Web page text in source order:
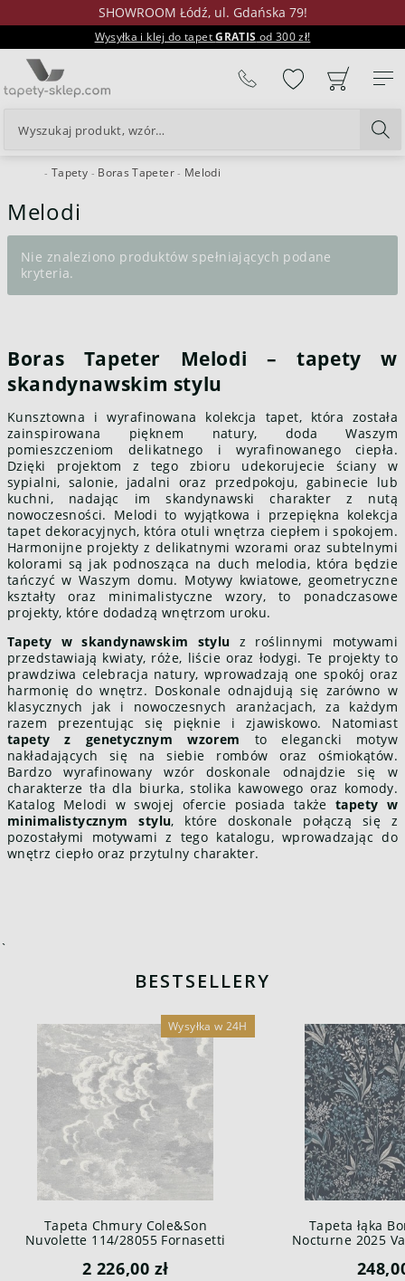
SHOWROOM Łódź, ul. Gdańska 79!
Wysyłka i klej do tapetGRATIS od 300 zł!
24H Tapety Boras Tapeter Melodi
Melodi
Nie znaleziono produktów spełniających podane
kryteria.
Boras Tapeter Melodi – tapety w
skandynawskim stylu
Kunsztowna i wyrafinowana kolekcja tapet, która została
zainspirowana pięknem natury, doda Waszym
pomieszczeniom delikatnego i wyrafinowanego ciepła.
Dzięki projektom z tego zbioru udekorujecie ściany w
sypialni, salonie, jadalni oraz przedpokoju, gabinecie lub
kuchni, nadając im skandynawski charakter z nutą
nowoczesności. Melodi to wyjątkowa i przepiękna kolekcja
tapet dekoracyjnych, która otuli wnętrza ciepłem i spokojem.
Harmonijne projekty z delikatnymi wzorami oraz subtelnymi
kolorami są jak podnosząca na duch melodia, która będzie
tańczyć w Waszym domu. Motywy kwiatowe, geometryczne
kształty oraz minimalistyczne wzory, to ponadczasowe
projekty, które dodadzą wnętrzom uroku.
Tapety w skandynawskim stylu z roślinnymi motywami
przedstawiają kwiaty, róże, liście oraz łodygi. Te projekty to
prawdziwa celebracja natury, wprowadzają one spokój oraz
harmonię do wnętrz. Doskonale odnajdują się zarówno w
klasycznych jak i nowoczesnych aranżacjach, za każdym
razem prezentując się pięknie i zjawiskowo. Natomiast
tapety z genetycznym wzorem to elegancki motyw
nakładających się na siebie rombów oraz ośmiokątów.
Bardzo wyrafinowany wzór doskonale odnajdzie się w
charakterze tła dla biurka, stolika kawowego oraz komody.
Katalog Melodi w swojej ofercie posiada także tapety w
minimalistycznym stylu, które doskonale połączą się z
pozostałymi motywami z tego katalogu, wprowadzając do
wnętrz ciepło oraz przytulny charakter.
`
BESTSELLERY
Tapeta Chmury Cole&Son
Nuvolette 114/28055 Fornasetti
2 226,00 zł
Wysyłka w 24H
Tapeta łąka
Nocturne 2025